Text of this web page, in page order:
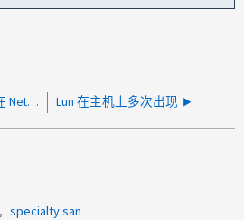
由于电缆故障，在 NetApp FC 目标端口和交换机端口上观察到低 RX Lun 在主机上多次出现
specialty:san